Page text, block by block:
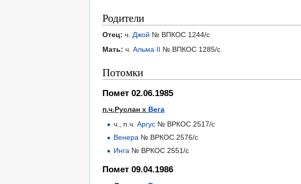
Родители
Отец: ч. Джой № ВПКОС 1244/с
Мать: ч. Альма II № ВПКОС 1285/с
Потомки
Помет 02.06.1985
п.ч.Руслан х Вега
ч., п.ч.Аргус № ВРКОС 2517/с
Венера № ВРКОС 2576/с
Инга № ВРКОС 2551/с
Помет 09.04.1986